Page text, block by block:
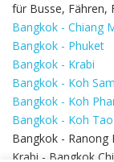
für Busse, Fähren,
Bangkok - Chiang
Bangkok - Phuket
Bangkok - Krabi
Bangkok - Koh
Bangkok - Koh
Bangkok - Koh Tao
Bangkok - Ranong
Krabi - Bangkok